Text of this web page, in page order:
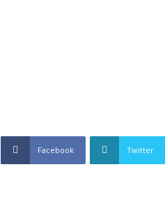
Facebook Twitter